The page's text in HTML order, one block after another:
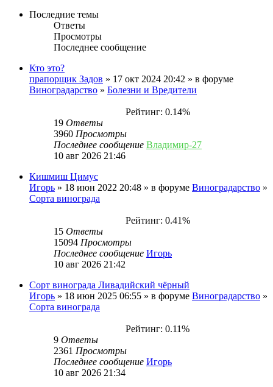
Последние темы
Ответы
Просмотры
Последнее сообщение
Кто это?
прапорщик Задов » 17 окт 2024 20:42 » в форуме
Виноградарство » Болезни и Вредители
Рейтинг: 0.14%
19 Ответы
3960 Просмотры
Последнее сообщение Владимир-27
10 авг 2026 21:46
Кишмиш Цимус
Игорь » 18 июн 2022 20:48 » в форуме Виноградарство »
Сорта винограда
Рейтинг: 0.41%
15 Ответы
15094 Просмотры
Последнее сообщение Игорь
10 авг 2026 21:42
Сорт винограда Ливадийский чёрный
Игорь » 18 июн 2025 06:55 » в форуме Виноградарство »
Сорта винограда
Рейтинг: 0.11%
9 Ответы
2361 Просмотры
Последнее сообщение Игорь
10 авг 2026 21:34